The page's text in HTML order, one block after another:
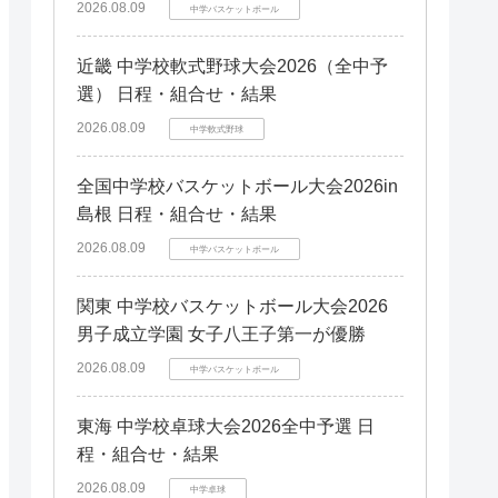
福井県
京都府
奈良県
岡山県
山口県
鳥取県
愛媛県
徳島県
九州エリア
福岡県
熊本県
長崎県
宮崎県
佐賀県
栃木県
石川県
福井県
静岡県
滋賀県
奈良県
中国エリア
岡山県
山口県
鳥取県
愛媛県
九州エリア
福岡県
熊本県
長崎県
大分県
佐賀県
2026.08.09 中学バスケットボール
近畿 中学校軟式野球大会2026（全中予
選） 日程・組合せ・結果
2026.08.09 中学軟式野球
全国中学校バスケットボール大会2026in
島根 日程・組合せ・結果
2026.08.09 中学バスケットボール
関東 中学校バスケットボール大会2026
男子成立学園 女子八王子第一が優勝
2026.08.09 中学バスケットボール
東海 中学校卓球大会2026全中予選 日
程・組合せ・結果
2026.08.09 中学卓球